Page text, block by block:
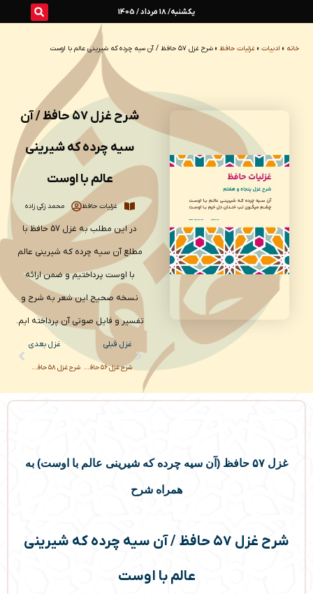
یکشنبه/ 18 مرداد / 1405
خانه » ادبیات » غزلیات حافظ » شرح غزل ۵۷ حافظ / آن سیه چرده که شیرینی عالم با اوست
شرح غزل ۵۷ حافظ / آن
سیه چرده که شیرینی
عالم با اوست
غزلیات حافظ محمد زکی زاده
در این مطلب به غزل 57 حافظ با
مطلع آن سیه چرده که شیرینی عالم
با اوست پرداختیم و ضمن ارائه
نسخه صحیح این شعر به شرح و
تفسیر و فایل صوتی آن پرداخته ایم.
Prev
غزل قبلی
شرح غزل ۵۶ حافظ / دل سراپرده محبت اوست
غزل بعدی
شرح غزل ۵۸ حافظ / سر ارادت ما و آستان حضرت دوست
Next
غزل ۵۷ حافظ (آن سیه چرده که شیرینی عالم با اوست) به
همراه شرح
شرح غزل ۵۷ حافظ / آن سیه چرده که شیرینی
عالم با اوست